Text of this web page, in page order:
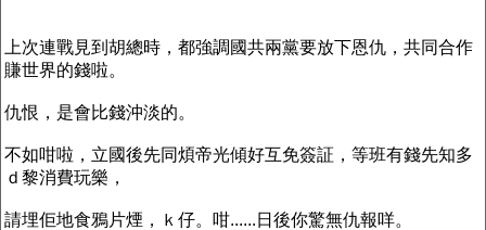
上次連戰見到胡總時，都強調國共兩黨要放下恩仇，共同合作
賺世界的錢啦。
仇恨，是會比錢沖淡的。
不如咁啦，立國後先同煩帝光傾好互免簽証，等班有錢先知多
ｄ黎消費玩樂，
請埋佢地食鴉片煙，ｋ仔。咁......日後你驚無仇報咩。